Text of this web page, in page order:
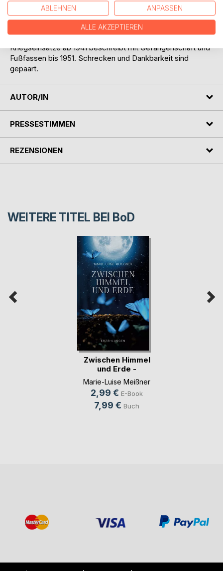
Gottvertrauen. Briefe aus Ostdeutschland nach der Wende.
Sachliche Schilderungen der Kinderlandverschickung (KLV)
1943 – 1945, schreibt Erika Schulte – Warner. Nicht genannt
werden möchte der 1927 geb. Verfasser, der seine
Kriegseinsätze ab 1941 beschreibt mit Gefangenschaft und
Fußfassen bis 1951. Schrecken und Dankbarkeit sind
gepaart.
AUTOR/IN
PRESSESTIMMEN
REZENSIONEN
WEITERE TITEL BEI BoD
Zwischen Himmel
und Erde -
Erzählungen
Marie-Luise Meißner
2,99 € E-Book
7,99 € Buch
ABLEHNEN ANPASSEN
ALLE AKZEPTIEREN